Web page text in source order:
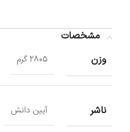
مشخصات
وزن
2805 گرم
ناشر آیین دانش